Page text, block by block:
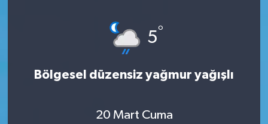
5°
Bölgesel düzensiz yağmur yağışlı
20 Mart Cuma